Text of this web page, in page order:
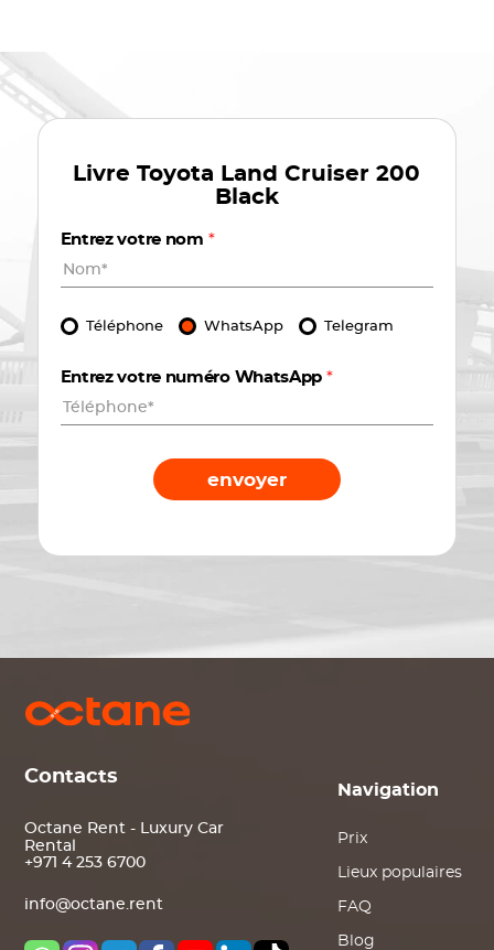
LivreToyota Land Cruiser 200
Black
Entrez votre nom *
Téléphone WhatsApp Telegram
Entrez votre numéro WhatsApp *
envoyer
Contacts
Octane Rent - Luxury Car
Rental
+971 4 253 6700
info@octane.rent
Navigation
Prix
Lieux populaires
FAQ
Blog